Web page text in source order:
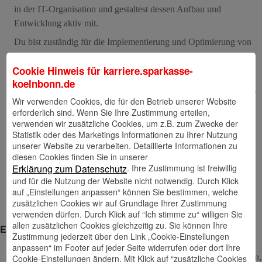
in der IT-Organisation und gestaltest dessen Aufbau und
Entwicklung aktiv mit.
Du bist zuständig für die Implementierung und Optimierung von
SIEM-Systemen, um Sicherheitsvorfälle frühzeitig zu erkennen
und zu reagieren.
Damit Sicherheitsvorfälle effizient und effektiv behandelt werden,
entwickelst du die Prozesse des IKT-Vorfallmanagements weiter.
Neben der Ausgestaltung und Planung bist du auch für die
Durchführung und Überwachung unseres Notfallmanagements
verantwortlich und gewährleistest so die Geschäftskontinuität.
Du bist Teil eines IT-Expertenkreises, welches Vorschläge zur
Weiterentwicklung der IT-Sicherheitsstrategie der Sparkasse
KölnBonn macht und umsetzt.
Ein Job – viele Extras
Dein Job. Dein Leben. Wir sorgen für Balance –mit flexiblen
Arbeitszeiten, Zeiterfassung und Gleitzeit sowie mobilem Arbeiten,
Cookie Hinweis für karriere.sparkasse-
koelnbonn.de
Wir verwenden Cookies, die für den Betrieb unserer Website
erforderlich sind. Wenn Sie Ihre Zustimmung erteilen,
verwenden wir zusätzliche Cookies, um z.B. zum Zwecke der
Statistik oder des Marketings Informationen zu Ihrer Nutzung
unserer Website zu verarbeiten. Detaillierte Informationen zu
diesen Cookies finden Sie in unserer
Erklärung zum Datenschutz. Ihre Zustimmung ist freiwillig
und für die Nutzung der Website nicht notwendig. Durch Klick
auf „Einstellungen anpassen“ können Sie bestimmen, welche
zusätzlichen Cookies wir auf Grundlage Ihrer Zustimmung
verwenden dürfen. Durch Klick auf “Ich stimme zu“ willigen Sie
allen zusätzlichen Cookies gleichzeitig zu. Sie können Ihre
Zustimmung jederzeit über den Link „Cookie-Einstellungen
anpassen“ im Footer auf jeder Seite widerrufen oder dort Ihre
Cookie-Einstellungen ändern. Mit Klick auf “zusätzliche Cookies